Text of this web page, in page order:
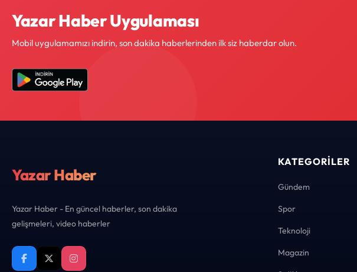
Yazar Haber Uygulaması
Mobil uygulamamızı indirin, son dakika haberlerinden ilk siz haberdar olun.
Yazar Haber
Yazar Haber - En güncel haberler, son dakika
gelişmeleri, video haberler
KATEGORILER
Gündem
Spor
Teknoloji
Magazin